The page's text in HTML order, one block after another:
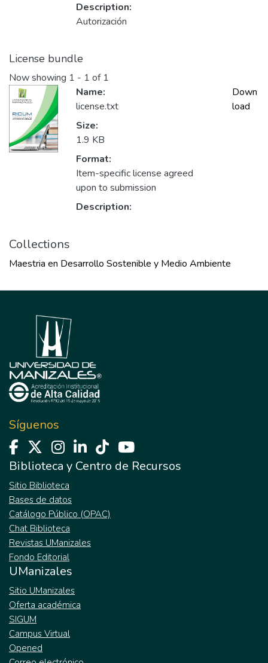
Description:
Autorización
License bundle
Now showing 1 - 1 of 1
Name:
license.txt
Size:
1.9 KB
Format:
Item-specific license agreed
upon to submission
Description:
Down
load
Collections
Maestria en Desarrollo Sostenible y Medio Ambiente
Síguenos
Biblioteca y Centro de Recursos
Sitio Biblioteca
Bases de datos
Catálogo Público (OPAC)
Chat Biblioteca
Revistas UManizales
Fondo Editorial
UManizales
Sitio UManizales
Oferta académica
SIGUM
Campus Virtual
Opened